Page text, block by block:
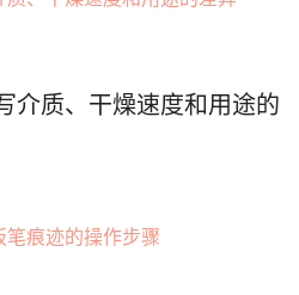
介质、干燥速度和用途的